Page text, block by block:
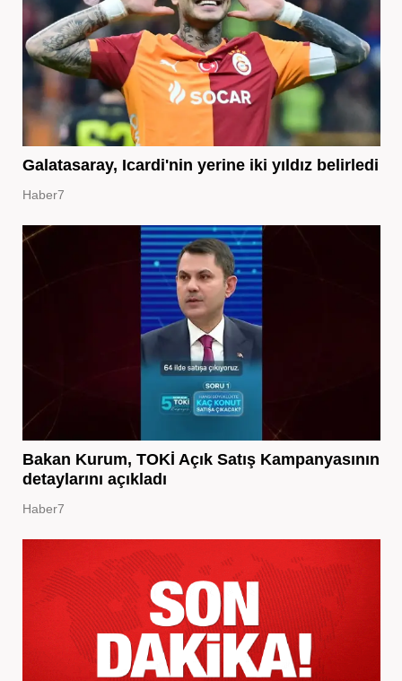
Galatasaray, Icardi'nin yerine iki yıldız belirledi
Haber7
Bakan Kurum, TOKİ Açık Satış Kampanyasının
detaylarını açıkladı
Haber7